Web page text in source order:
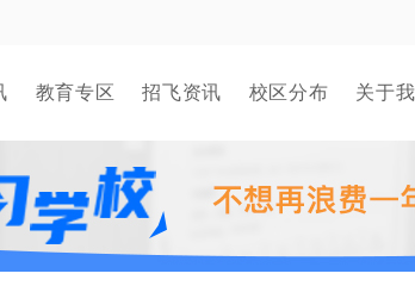
教育专区 招飞资讯 校区分布 关于